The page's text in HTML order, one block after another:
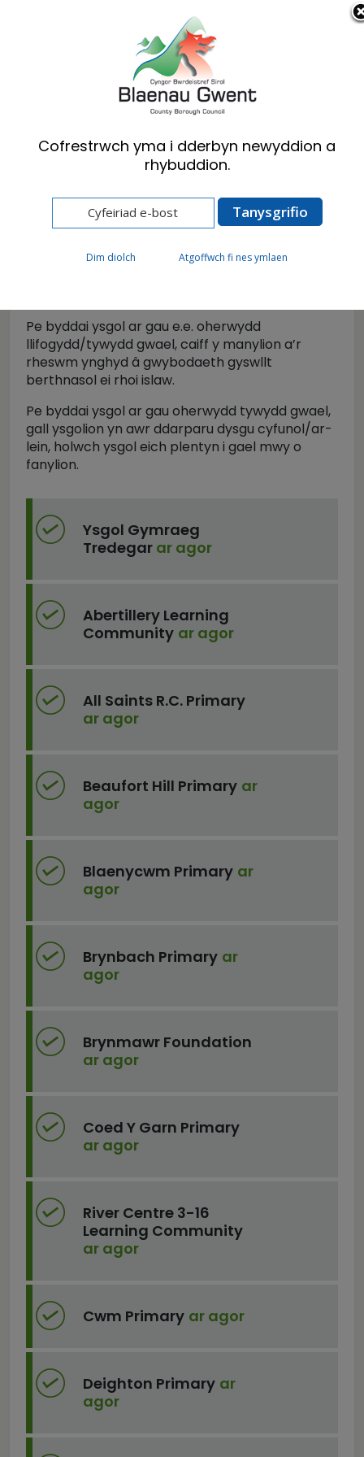
Cymraeg English
Preswylwyr
Ysgolion a Dysgu
Cau Ysgolion
Pe byddai ysgol ar gau e.e. oherwydd
llifogydd/tywydd gwael, caiff y manylion a’r
rheswm ynghyd â gwybodaeth gyswllt
berthnasol ei rhoi islaw.
Pe byddai ysgol ar gau oherwydd tywydd gwael,
gall ysgolion yn awr ddarparu dysgu cyfunol/ar-
lein, holwch ysgol eich plentyn i gael mwy o
fanylion.
Ysgol Gymraeg
Tredegar ar agor
Abertillery Learning
Community ar agor
All Saints R.C. Primary
ar agor
Beaufort Hill Primary ar
agor
Blaenycwm Primary ar
agor
Brynbach Primary ar
agor
Brynmawr Foundation
ar agor
Coed Y Garn Primary
ar agor
River Centre 3-16
Learning Community
ar agor
Cwm Primary ar agor
Deighton Primary ar
agor
Cofrestrwch yma i dderbyn newyddion a
rhybuddion.
Dim diolch Atgoffwch fi nes ymlaen